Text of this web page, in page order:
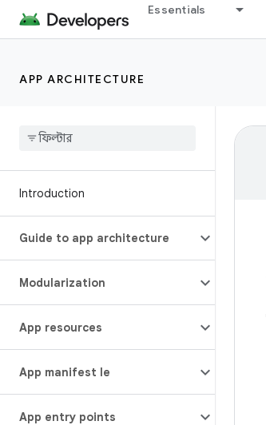
Essentials
APP ARCHITECTURE
Introduction
Guide to app architecture
Modularization
App resources
App manifest file
App entry points